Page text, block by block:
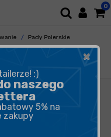
0
Pady Polerskie
×
:)
naszego
5% na
zakupy